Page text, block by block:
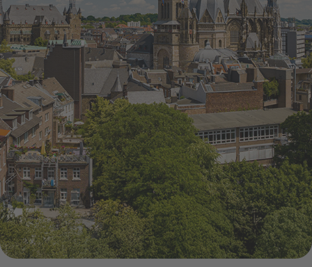
Elektromobilität
Online-
Store
Online-Service
Umzugsservice
Energieberatung
Energiefragen
Kündigung
Wärmestrom
Treue-Bonus
Vorteile